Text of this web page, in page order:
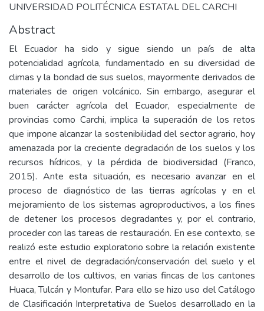
UNIVERSIDAD POLITÉCNICA ESTATAL DEL CARCHI
Abstract
El Ecuador ha sido y sigue siendo un país de alta
potencialidad agrícola, fundamentado en su diversidad de
climas y la bondad de sus suelos, mayormente derivados de
materiales de origen volcánico. Sin embargo, asegurar el
buen carácter agrícola del Ecuador, especialmente de
provincias como Carchi, implica la superación de los retos
que impone alcanzar la sostenibilidad del sector agrario, hoy
amenazada por la creciente degradación de los suelos y los
recursos hídricos, y la pérdida de biodiversidad (Franco,
2015). Ante esta situación, es necesario avanzar en el
proceso de diagnóstico de las tierras agrícolas y en el
mejoramiento de los sistemas agroproductivos, a los fines
de detener los procesos degradantes y, por el contrario,
proceder con las tareas de restauración. En ese contexto, se
realizó este estudio exploratorio sobre la relación existente
entre el nivel de degradación/conservación del suelo y el
desarrollo de los cultivos, en varias fincas de los cantones
Huaca, Tulcán y Montufar. Para ello se hizo uso del Catálogo
de Clasificación Interpretativa de Suelos desarrollado en la